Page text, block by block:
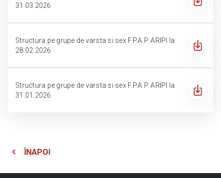
31.03.2026
Structura pe grupe de varsta si sex F.P.A.P. ARIPI la
28.02.2026
Structura pe grupe de varsta si sex F.P.A.P. ARIPI la
31.01.2026
ÎNAPOI